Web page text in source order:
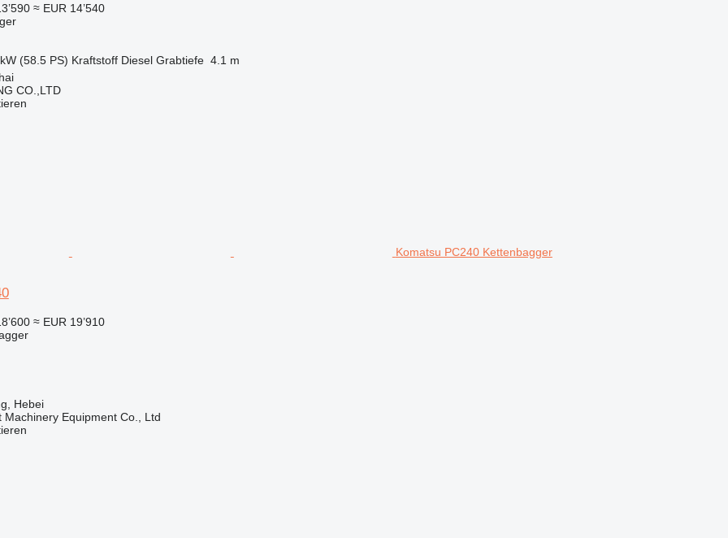
≈ EUR 14’540
(58.5 PS) Kraftstoff Diesel Grabtiefe 4.1 m
CO.,LTD
Komatsu PC240 Kettenbagger
≈ EUR 19’910
Hebei
Machinery Equipment Co., Ltd